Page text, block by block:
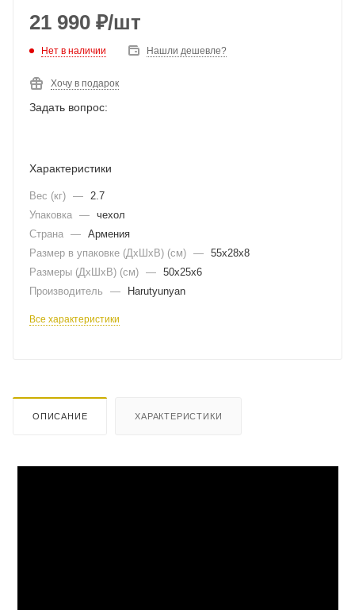
21 990 ₽/шт
Нет в наличии Нашли дешевле?
Хочу в подарок
Задать вопрос:
Характеристики
Вес (кг) — 2.7
Упаковка — чехол
Страна — Армения
Размер в упаковке (ДхШxВ) (см) — 55х28х8
Размеры (ДxШxВ) (см) — 50х25х6
Производитель
— Harutyunyan
Все характеристики
ОПИСАНИЕ ХАРАКТЕРИСТИКИ